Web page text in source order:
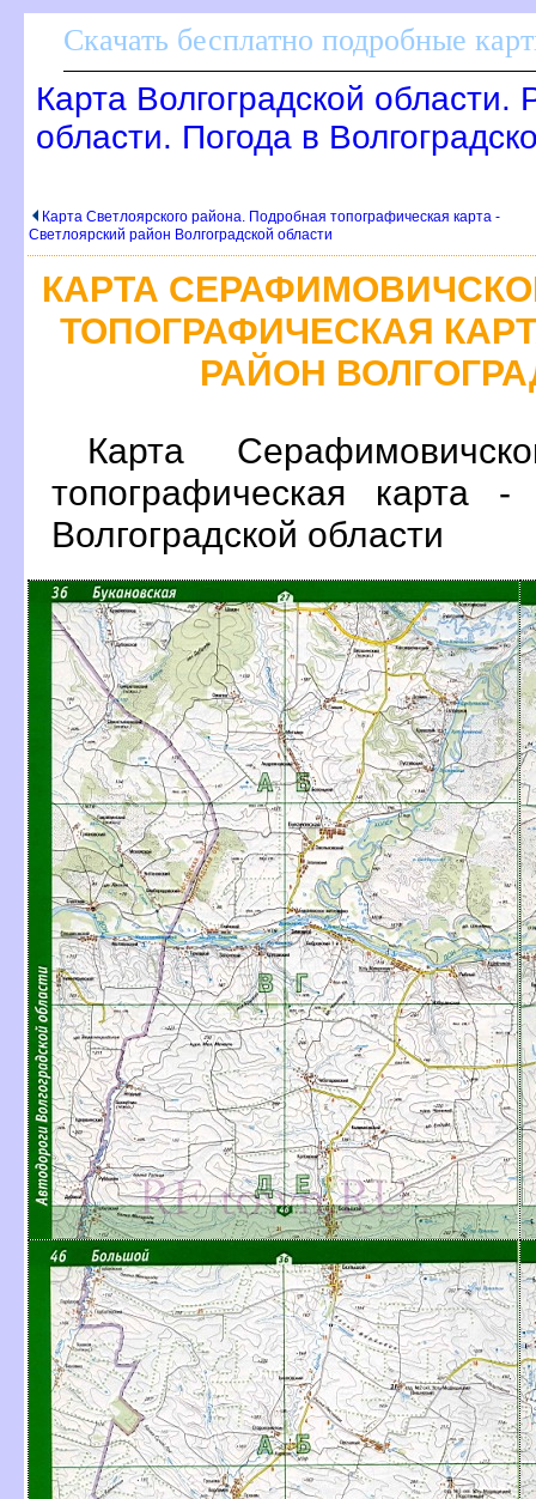
Скачать бесплатно подробные
Карта Волгоградской области.
области. Погода в
Карта Светлоярского района. Подробная топографическая карта -
Светлоярский район Волгоградской области
КАРТА
ТОПОГРАФИЧЕСКАЯ
РАЙОН
Карта
топографическая карта
олгоградской области